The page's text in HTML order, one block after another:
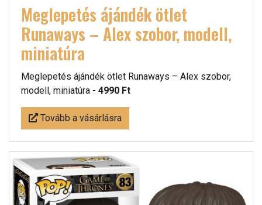
Meglepetés ájándék ötlet
Runaways – Alex szobor, modell,
miniatúra
Meglepetés ájándék ötlet Runaways – Alex szobor,
modell, miniatúra - 4990 Ft
Tovább a vásárlásra